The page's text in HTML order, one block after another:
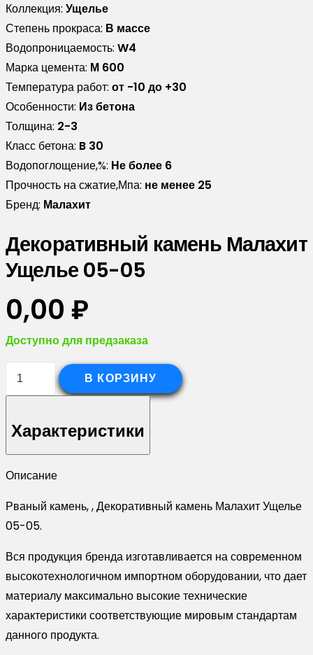
Коллекция: Ущелье
Степень прокраса: В массе
Водопроницаемость: W4
Марка цемента: М 600
Температура работ: от -10 до +30
Особенности: Из бетона
Толщина: 2-3
Класс бетона: B 30
Водопоглощение,%: Не более 6
Прочность на сжатие,Мпа: не менее 25
Бренд: Малахит
Декоративный камень Малахит
Ущелье 05-05
0,00 ₽
Доступно для предзаказа
Количество
камень
Малахит
Ущелье
05
В КОРЗИНУ
Характеристики
Описание
Рваный камень, , Декоративный камень Малахит Ущелье
05-05.
Вся продукция бренда изготавливается на современном
высокотехнологичном импортном оборудовании, что дает
материалу максимально высокие технические
характеристики соответствующие мировым стандартам
данного продукта.